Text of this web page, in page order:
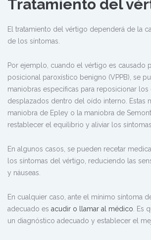
Tratamiento del
El tratamiento del vértigo dependerá de la
de los síntomas.
Por ejemplo, cuando el vértigo es causado
posicional paroxístico benigno (VPPB), se
maniobras específicas para reposicionar los
desplazados dentro del oído interno. Estas
maniobra de Epley o la maniobra de
restablecer el equilibrio y aliviar los síntomas.
En algunos casos, se pueden recetar
los síntomas del vértigo, reduciendo las
y náuseas.
En cualquier caso, ante el mínimo síntoma
adecuado es acudir o llamar al médico . Es
un diagnóstico adecuado y establecer el